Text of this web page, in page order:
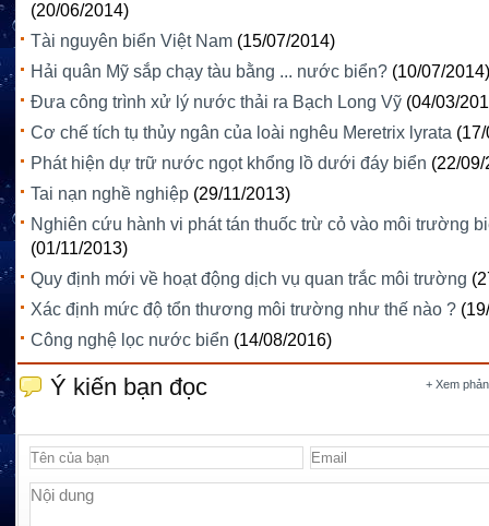
(20/06/2014)
Tài nguyên biển Việt Nam (15/07/2014)
Hải quân Mỹ sắp chạy tàu bằng ... nước biển? (10/07/2014)
Đưa công trình xử lý nước thải ra Bạch Long Vỹ (04/03/
Cơ chế tích tụ thủy ngân của loài nghêu Meretrix lyrata
Phát hiện dự trữ nước ngọt khổng lồ dưới đáy biển (22/
Tai nạn nghề nghiệp (29/11/2013)
Nghiên cứu hành vi phát tán thuốc trừ cỏ vào môi trường
(01/11/2013)
Quy định mới về hoạt động dịch vụ quan trắc môi trường
Xác định mức độ tổn thương môi trường như thế nào ?
Công nghệ lọc nước biển (14/08/2016)
+ Xem
Ý kiến bạn đọc